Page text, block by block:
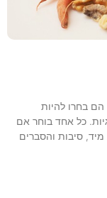
בחרו להיות
כל אחד בוחר אם
סיבות והסברים